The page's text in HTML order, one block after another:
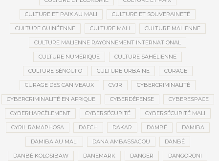
CULTURE ET PAIX AU MALI CULTURE ET SOUVERAINETÉ
CULTURE GUINÉENNE CULTURE MALI CULTURE MALIENNE
CULTURE MALIENNE RAYONNEMENT INTERNATIONAL
CULTURE NUMÉRIQUE CULTURE SAHÉLIENNE
CULTURE SÉNOUFO CULTURE URBAINE CURAGE
CURAGE DES CANIVEAUX CVJR CYBERCRIMINALITÉ
CYBERCRIMINALITÉ EN AFRIQUE CYBERDÉFENSE CYBERESPACE
CYBERHARCÈLEMENT CYBERSÉCURITÉ CYBERSÉCURITÉ MALI
CYRIL RAMAPHOSA DAECH DAKAR DAMBÉ DAMIBA
DAMIBA AU MALI DANA AMBASSAGOU DANBÉ
DANBÉ KOLOSIBAW DANEMARK DANGER DANGORONI